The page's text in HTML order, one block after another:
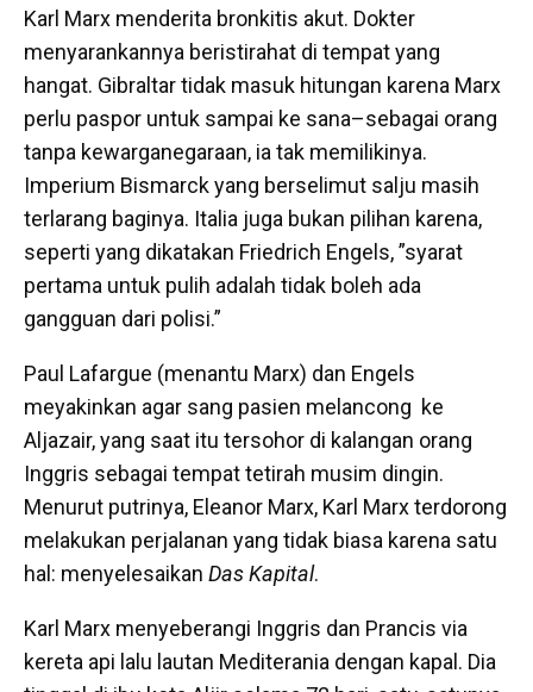
Karl Marx menderita bronkitis akut. Dokter
menyarankannya beristirahat di tempat yang
hangat. Gibraltar tidak masuk hitungan karena Marx
perlu paspor untuk sampai ke sana–sebagai orang
tanpa kewarganegaraan, ia tak memilikinya.
Imperium Bismarck yang berselimut salju masih
terlarang baginya. Italia juga bukan pilihan karena,
seperti yang dikatakan Friedrich Engels, ”syarat
pertama untuk pulih adalah tidak boleh ada
gangguan dari polisi.”
Paul Lafargue (menantu Marx) dan Engels
meyakinkan agar sang pasien melancong ke
Aljazair, yang saat itu tersohor di kalangan orang
Inggris sebagai tempat tetirah musim dingin.
Menurut putrinya, Eleanor Marx, Karl Marx terdorong
melakukan perjalanan yang tidak biasa karena satu
hal: menyelesaikan Das Kapital.
Karl Marx menyeberangi Inggris dan Prancis via
kereta api lalu lautan Mediterania dengan kapal. Dia